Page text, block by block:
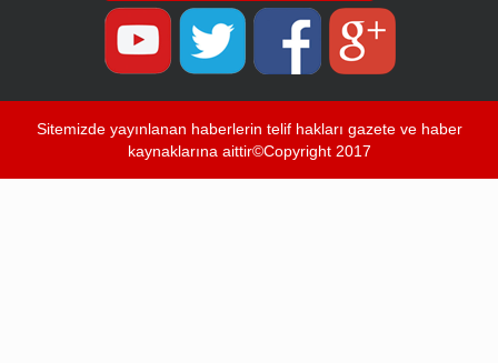
Sitemizde yayınlanan haberlerin telif hakları gazete ve haber
kaynaklarına aittir©Copyright 2017